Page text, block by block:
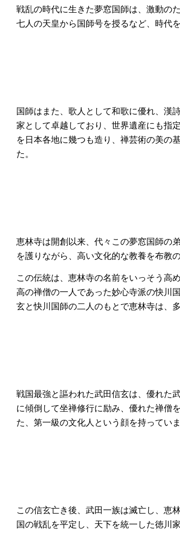
戦乱の時代に生きた夢窓国師は、激動の
七人の天皇から国師号を授るなど、時代
国師はまた、歌人として和歌に優れ、漢
家として卓越しており、世界遺産にも指
を日本各地に幾つも造り、禅芸術の美の
た。
恵林寺は開創以来、代々この夢窓国師の
を護りながら、高い文化的な教養を布教
この伝統は、恵林寺の名前をいっそう高
高の禅僧の一人であった妙心寺派の快川
玄と快川国師の二人のもとで恵林寺は、
戦国最強と謳われた武田信玄は、優れた
に傾倒して坐禅修行に励み、優れた禅僧
た、第一級の文化人という顔を持っていま
この信玄亡き後、武田一族は滅亡し、恵
国の戦乱を平定し、天下を統一した徳川